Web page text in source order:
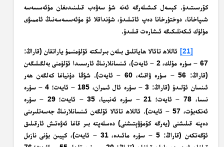
كۆرسىتىدۇ. كېسەل كىشىلەرگە ئەنە شۇ سەۋەب قىلىنىدىغان مۇئەسسەسە
شىپاخانا، دوختۇرخانا دەپ ئاتىلىدۇ، شۇنداقلا ئۇ مۇئەسسەسەنىڭ ئاممىۋى
مۈلۈك ئىكەنلىكىگە ئىشارەت قىلىدۇ.
[21]
ئاللاھ تائالا ھاياتلىق بىلەن بىرلىكتە ئۆلۈمنىمۇ ياراتقان (قاراڭ:
67 – سۈرە مۇلك، 2 – ئايەت)، ئىنسانلارنىڭ ئارىسىدا ئۆلۈمنى بەلگىلىگەن
(قاراڭ: 56 – سۈرە ۋاقىئە، 60 – ئايەت). شۇڭا دۇنياغا كەلگەن ھەر
ئىنسان ئۆلىدۇ (قاراڭ: 3 – سۈرە ئال ئىمران، 185 – ئايەت؛ 4 – سۈرە
نىسا، 78 – ئايەت؛ 21 – سۈرە ئەنبىيا، 35 – ئايەت؛ 29 – سۈرە
ئەنكەبۇت، 57 – ئايەت). ئاللاھ تائالا ئۆلگەن ئىنسانلارنىڭ جەسەتلىرىنى
دەپنە قىلىشنى (يەرگە كۆمۈۋېتىشنى) دەسلەپتە بىر قاغا ئەۋەتىش ئارقىلىق
ئۆگەتكەن (قاراڭ: 5 – سۈرە مائىدە، 31 – ئايەت)، كېيىن بۇنى نازىل